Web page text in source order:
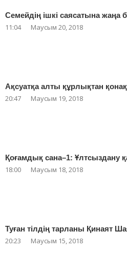
Семейдің ішкі саясатына жаңа
11:04 Маусым 20, 2018
Ақсуатқа алты құрлықтан
20:47 Маусым 19, 2018
Қоғамдық сана–1: Ұлтсыздану
18:00 Маусым 18, 2018
Туған тілдің тарланы Қинаят
20:23 Маусым 15, 2018